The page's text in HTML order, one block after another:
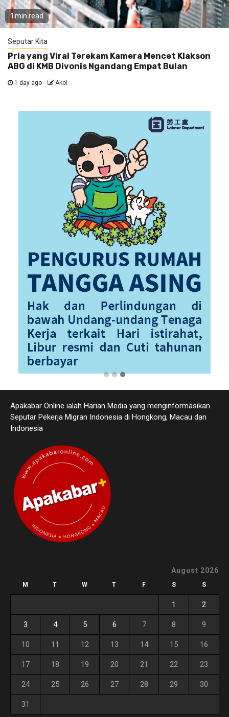
1 min read
Seputar Kita
Pria yang Viral Terekam Kamera Mencet Klakson
ABG di KMB Divonis Ngandang Empat Bulan
1 day ago Akol
Apakabar Online ialah Harian Media yang menginformasikan
Seputar Pekerja Migran Indonesia di Hongkong, Macau dan
Indonesia
August 2026
M T W T F S S
1 2
3 4 5 6 7 8 9
10 11 12 13 14 15 16
17 18 19 20 21 22 23
24 25 26 27 28 29 30
31